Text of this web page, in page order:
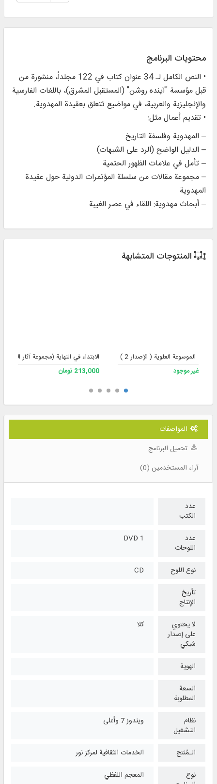
محتويات البرنامج
• النص الكامل لـ 34 عنوان كتاب في 122 مجلداً، منشورة من
قبل مؤسسة "آينده روشن" (المستقبل المشرق)، باللغات الفارسية
والإنجليزية والعربية، في مواضيع تتعلق بعقيدة المهدوية.
• تقديم أعمال مثل:
– المهدوية وفلسفة التاريخ
– الدليل الواضح (الرد على الشبهات)
– تأمل في علامات الظهور الحتمية
– مجموعة مقالات من سلسلة المؤتمرات الدولية حول عقيدة
المهدوية
– أبحاث مهدوية: اللقاء في عصر الغيبة
المنتوجات المتشابهة
الموسوعة العلوية ( الإصدار 2 )
غير موجود
الابتداء في النهاية (مجموعة آثار
213,000 تومان
المواصفات
تحميل البرنامج
آراء المستخدمين (0)
عدد
الكتب
عدد
اللوحات
1 DVD
نوع اللوح
CD
تأريخ
الإنتاج
لا يحتوي
على إصدار
شبكي
كلا
الهوية
السعة
المطلوبة
نظام
التشغیل
ويندوز 7 وأعلی
الـمُنتج
الخدمات الثقافية لمركز نور
نوع
المعجم اللفظي